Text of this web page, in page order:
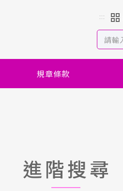
:::
規章條款
進階搜尋